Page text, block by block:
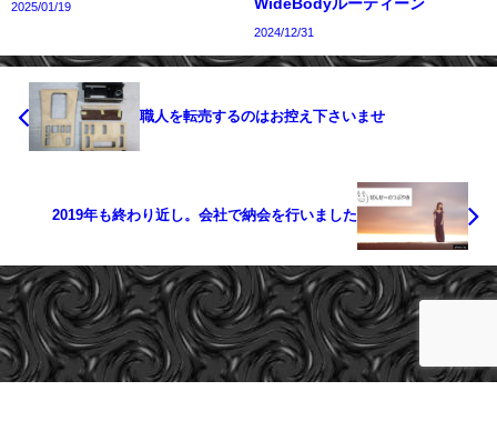
2025/01/19
2024/12/31
職人を転売するのはお控え下さいませ
2019年も終わり近し。会社で納会を行いました